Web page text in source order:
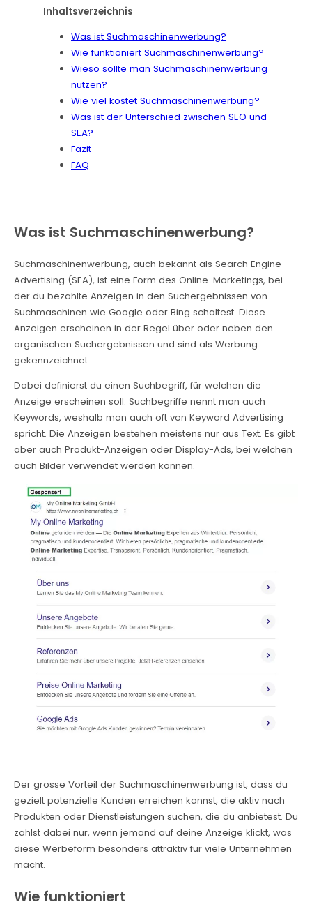
Inhaltsverzeichnis
Was ist Suchmaschinenwerbung?
Wie funktioniert Suchmaschinenwerbung?
Wieso sollte man Suchmaschinenwerbung
nutzen?
Wie viel kostet Suchmaschinenwerbung?
Was ist der Unterschied zwischen SEO und
SEA?
Fazit
FAQ
Was ist Suchmaschinenwerbung?
Suchmaschinenwerbung, auch bekannt als Search Engine
Advertising (SEA), ist eine Form des Online-Marketings, bei
der du bezahlte Anzeigen in den Suchergebnissen von
Suchmaschinen wie Google oder Bing schaltest. Diese
Anzeigen erscheinen in der Regel über oder neben den
organischen Suchergebnissen und sind als Werbung
gekennzeichnet.
Dabei definierst du einen Suchbegriff, für welchen die
Anzeige erscheinen soll. Suchbegriffe nennt man auch
Keywords, weshalb man auch oft von Keyword Advertising
spricht. Die Anzeigen bestehen meistens nur aus Text. Es gibt
aber auch Produkt-Anzeigen oder Display-Ads, bei welchen
auch Bilder verwendet werden können.
Der grosse Vorteil der Suchmaschinenwerbung ist, dass du
gezielt potenzielle Kunden erreichen kannst, die aktiv nach
Produkten oder Dienstleistungen suchen, die du anbietest. Du
zahlst dabei nur, wenn jemand auf deine Anzeige klickt, was
diese Werbeform besonders attraktiv für viele Unternehmen
macht.
Wie funktioniert